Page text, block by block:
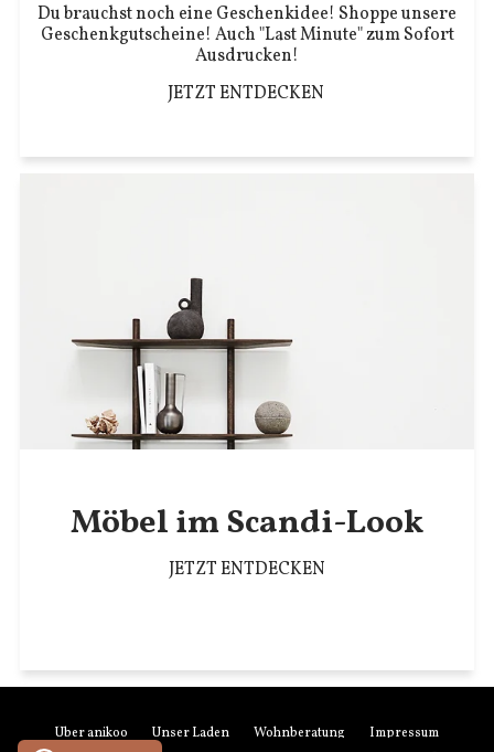
Du brauchst noch eine Geschenkidee! Shoppe unsere
Geschenkgutscheine! Auch "Last Minute" zum Sofort
Ausdrucken!
JETZT ENTDECKEN
Möbel im Scandi-Look
JETZT ENTDECKEN
Über anikoo Unser Laden Wohnberatung
Impressum